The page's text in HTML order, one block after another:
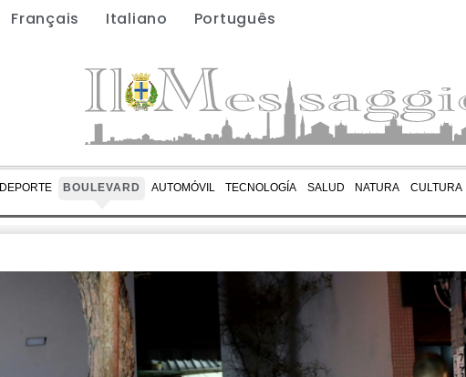
Français Italiano Português
DEPORTE BOULEVARD AUTOMÓVIL TECNOLOGÍA SALUD NATURA CULTURA